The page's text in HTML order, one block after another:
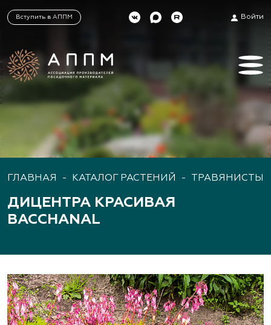
Вступить в АППМ Войти
ГЛАВНАЯ - КАТАЛОГ РАСТЕНИЙ -
ДИЦЕНТРА КРАСИВАЯ
BACCHANAL